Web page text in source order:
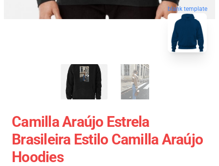
blank template
Camilla Araújo Estrela
Brasileira Estilo Camilla Araújo
Hoodies